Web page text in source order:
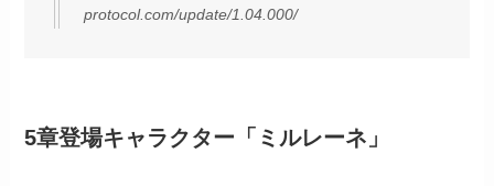
protocol.com/update/1.04.000/
5章登場キャラクター「ミルレーネ」